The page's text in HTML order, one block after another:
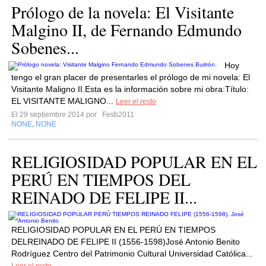
Prólogo de la novela: El Visitante
Malgino II, de Fernando Edmundo
Sobenes...
Hoy
tengo el gran placer de presentarles el prólogo de mi novela: El
Visitante Maligno II.Esta es la información sobre mi obra:Título:
EL VISITANTE MALIGNO...
Leer el resto
El 29 septiembre 2014 por
Fesb2011
NONE NONE
RELIGIOSIDAD POPULAR EN EL
PERÚ EN TIEMPOS DEL
REINADO DE FELIPE II...
RELIGIOSIDAD POPULAR EN EL PERÚ EN TIEMPOS
DELREINADO DE FELIPE II (1556-1598)José Antonio Benito
Rodríguez Centro del Patrimonio Cultural Universidad Católica...